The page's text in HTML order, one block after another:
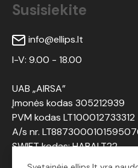
Susisiekite
info@ellips.lt
I-V: 9.00 - 18.00
UAB „AIRSA”
Įmonės kodas 305212939
PVM kodas LT100012733312
A/s nr.
SWIFT kodas: HABALT22